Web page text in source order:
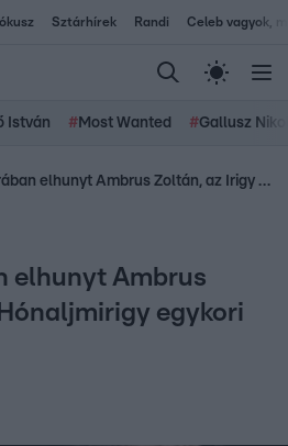
Sztárhírek Randi Celeb vagyok,
István # Most Wanted #Gallusz
53 éves korában elhunyt Ambrus Zoltán, az Irigy Hónaljmirigy egykori tagja
elhunyt Ambrus
egykori